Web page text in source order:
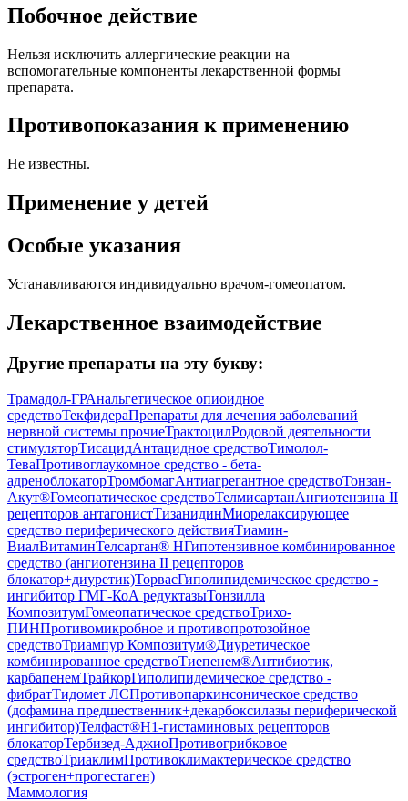
Побочное действие
Нельзя исключить аллергические реакции на
вспомогательные компоненты лекарственной формы
препарата.
Противопоказания к применению
Не известны.
Применение у детей
Особые указания
Устанавливаются индивидуально врачом-гомеопатом.
Лекарственное взаимодействие
Другие препараты на эту букву:
Трамадол-ГРАнальгетическое опиоидное
средствоТекфидераПрепараты для лечения заболеваний
нервной системы прочиеТрактоцилРодовой деятельности
стимуляторТисацидАнтацидное средствоТимолол-
ТеваПротивоглаукомное средство - бета-
адреноблокаторТромбомагАнтиагрегантное средствоТонзан-
Акут®Гомеопатическое средствоТелмисартанАнгиотензина II
рецепторов антагонистТизанидинМиорелаксирующее
средство периферического действияТиамин-
ВиалВитаминТелсартан® НГипотензивное комбинированное
средство (ангиотензина II рецепторов
блокатор+диуретик)ТорвасГиполипидемическое средство -
ингибитор ГМГ-КоА редуктазыТонзилла
КомпозитумГомеопатическое средствоТрихо-
ПИНПротивомикробное и противопротозойное
средствоТриампур Композитум®Диуретическое
комбинированное средствоТиепенем®Антибиотик,
карбапенемТрайкорГиполипидемическое средство -
фибратТидомет ЛСПротивопаркинсоническое средство
(дофамина предшественник+декарбоксилазы периферической
ингибитор)Телфаст®H1-гистаминовых рецепторов
блокаторТербизед-АджиоПротивогрибковое
средствоТриаклимПротивоклимактерическое средство
(эстроген+прогестаген)
Маммология